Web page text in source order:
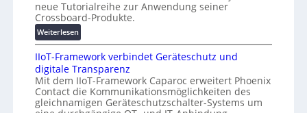
o
O
r
g
w
ä
s
t
e
n
f
a
l
l
e
ü
r
i
c
h
:
T
r
e
neue Tutorialreihe zur Anwendung seiner
Crossboard-Produkte.
Weiterlesen:
W
ö
h
n
e
r
IIoT-Framework verbindet Geräteschutz und
digitale Transparenz
Mit dem IIoT-Framework Caparoc erweitert Phoenix
Contact die Kommunikationsmöglichkeiten des
gleichnamigen Geräteschutzschalter-Systems um